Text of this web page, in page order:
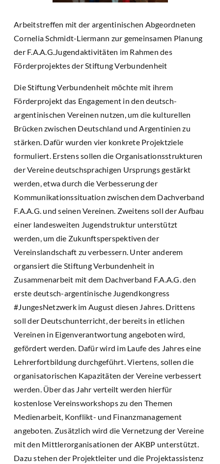
Arbeitstreffen mit der argentinischen Abgeordneten
Cornelia Schmidt-Liermann zur gemeinsamen Planung
der F.A.A.G.Jugendaktivitäten im Rahmen des
Förderprojektes der Stiftung Verbundenheit
Die Stiftung Verbundenheit möchte mit ihrem
Förderprojekt das Engagement in den deutsch-
argentinischen Vereinen nutzen, um die kulturellen
Brücken zwischen Deutschland und Argentinien zu
stärken. Dafür wurden vier konkrete Projektziele
formuliert. Erstens sollen die Organisationsstrukturen
der Vereine deutschsprachigen Ursprungs gestärkt
werden, etwa durch die Verbesserung der
Kommunikationssituation zwischen dem Dachverband
F.A.A.G. und seinen Vereinen. Zweitens soll der Aufbau
einer landesweiten Jugendstruktur unterstützt
werden, um die Zukunftsperspektiven der
Vereinslandschaft zu verbessern. Unter anderem
organsiert die Stiftung Verbundenheit in
Zusammenarbeit mit dem Dachverband F.A.A.G. den
erste deutsch-argentinische Jugendkongress
#JungesNetzwerk im August diesen Jahres. Drittens
soll der Deutschunterricht, der bereits in etlichen
Vereinen in Eigenverantwortung angeboten wird,
gefördert werden. Dafür wird im Laufe des Jahres eine
Lehrerfortbildung durchgeführt. Viertens, sollen die
organisatorischen Kapazitäten der Vereine verbessert
werden. Über das Jahr verteilt werden hierfür
kostenlose Vereinsworkshops zu den Themen
Medienarbeit, Konflikt- und Finanzmanagement
angeboten. Zusätzlich wird die Vernetzung der Vereine
mit den Mittlerorganisationen der AKBP unterstützt.
Dazu stehen der Projektleiter und die Projektassistenz